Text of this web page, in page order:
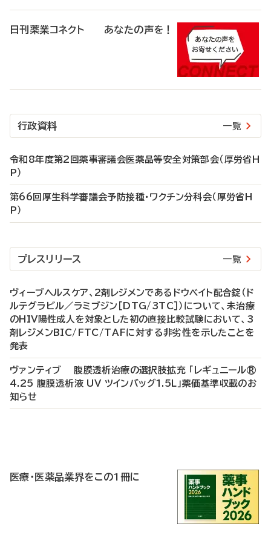
日刊薬業コネクト あなたの声を！
行政資料 一覧
令和8年度第2回薬事審議会医薬品等安全対策部会（厚労省H
P）
第66回厚生科学審議会予防接種・ワクチン分科会（厚労省H
P）
プレスリリース 一覧
ヴィーブヘルスケア、2剤レジメンであるドウベイト配合錠（ド
ルテグラビル／ラミブジン［DTG/3TC］）について、未治療
のHIV陽性成人を対象とした初の直接比較試験において、3
剤レジメンBIC/FTC/TAFに対する非劣性を示したことを
発表
ヴァンティブ 腹膜透析治療の選択肢拡充 「レギュニール®
4.25 腹膜透析液 UV ツインバッグ1.5L」薬価基準収載のお
知らせ
医療・医薬品業界をこの1冊に